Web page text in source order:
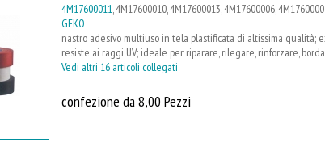
4M17600011 , 4M17600010, 4M17600013, 4M17600006,
GEKO
nastro adesivo multiuso in tela plastificata di altissima
resiste ai raggi UV; ideale per riparare, rilegare, rinforzare,
Vedi altri 16 articoli collegati
confezione da 8,00 Pezzi